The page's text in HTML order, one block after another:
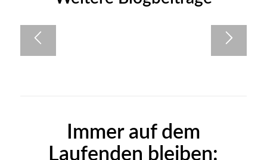
Immer auf dem
Laufenden bleiben: